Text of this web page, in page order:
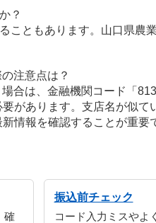
？
こともあります。山口県農
注意点は？
合は、金融機関コード「
があります。支店名が似て
情報を確認することが重要
確
振込前チェック
コード入力ミスやよ